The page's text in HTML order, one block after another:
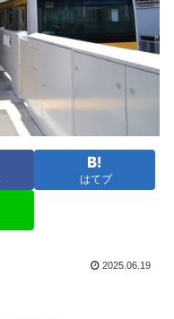
はてブ
2025.06.19